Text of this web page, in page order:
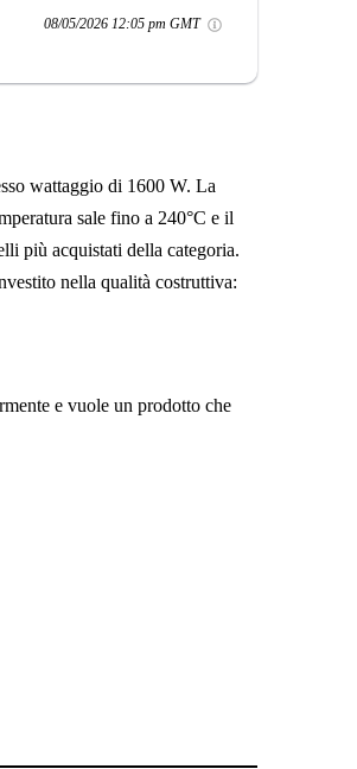
08/05/2026 12:05 pm GMT
wattaggio di 1600 W. La
sale fino a 240°C e il
più acquistati della categoria.
nella qualità costruttiva:
e vuole un prodotto che